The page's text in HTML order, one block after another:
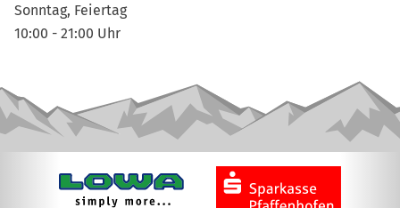
Sonntag, Feiertag
10:00 - 21:00 Uhr